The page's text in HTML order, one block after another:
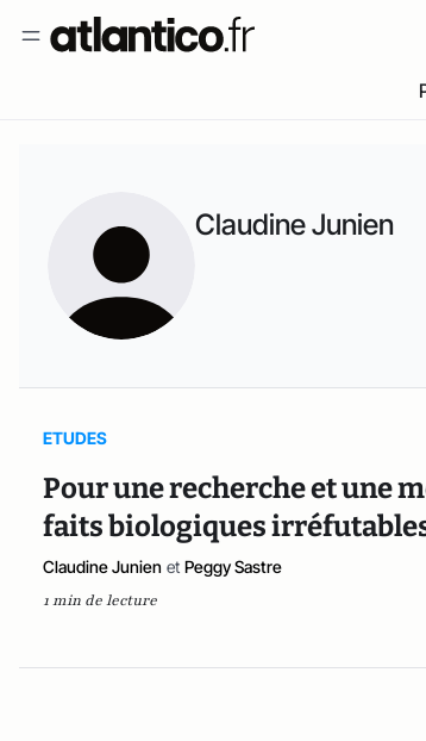
Claudine Junien
ETUDES
Pour une recherche et une
faits biologiques
Claudine Junien et Peggy Sastre
1 min de lecture